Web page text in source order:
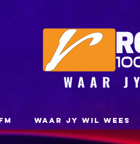
WAAR JY WIL WEES